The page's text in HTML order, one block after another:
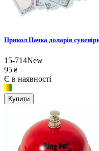
Прикол Пачка доларів
15-714New
95 ₴
Є в наявності
Купити